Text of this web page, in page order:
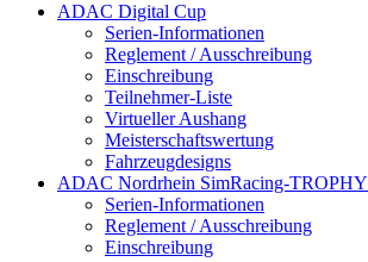
ADAC Digital Cup
Serien-Informationen
Reglement / Ausschreibung
Einschreibung
Teilnehmer-Liste
Virtueller Aushang
Meisterschaftswertung
Fahrzeugdesigns
ADAC Nordrhein SimRacing-TROPHY
Serien-Informationen
Reglement / Ausschreibung
Einschreibung